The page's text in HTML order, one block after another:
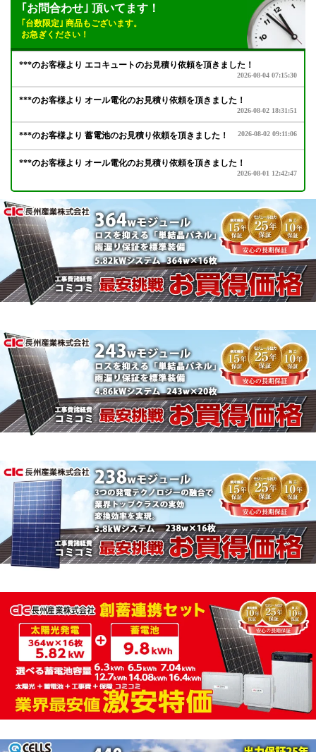
｢お問合わせ｣ 頂いてます！
｢台数限定｣ 商品もございます。
お急ぎください！